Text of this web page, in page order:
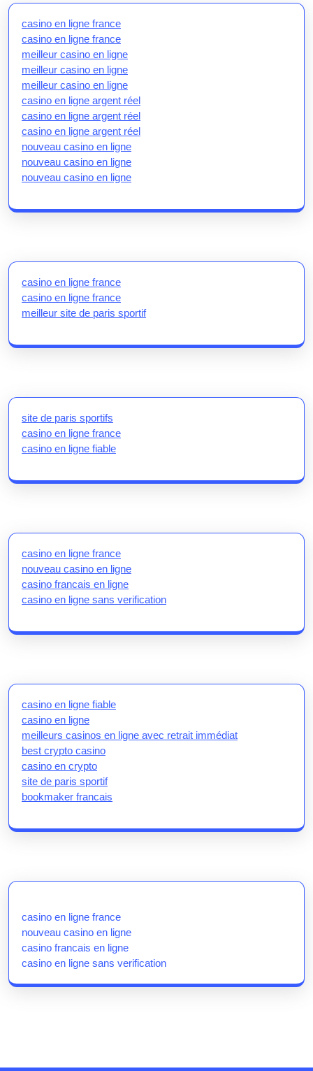
casino en ligne france
casino en ligne france
meilleur casino en ligne
meilleur casino en ligne
meilleur casino en ligne
casino en ligne argent réel
casino en ligne argent réel
casino en ligne argent réel
nouveau casino en ligne
nouveau casino en ligne
nouveau casino en ligne
casino en ligne france
casino en ligne france
meilleur site de paris sportif
site de paris sportifs
casino en ligne france
casino en ligne fiable
casino en ligne france
nouveau casino en ligne
casino francais en ligne
casino en ligne sans verification
casino en ligne fiable
casino en ligne
meilleurs casinos en ligne avec retrait immédiat
best crypto casino
casino en crypto
site de paris sportif
bookmaker francais
casino en ligne france
nouveau casino en ligne
casino francais en ligne
casino en ligne sans verification